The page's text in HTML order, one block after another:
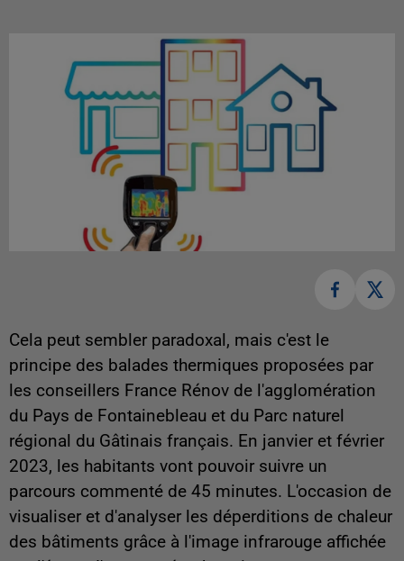
Cela peut sembler paradoxal, mais c'est le
principe des balades thermiques proposées par
les conseillers France Rénov de l'agglomération
du Pays de Fontainebleau et du Parc naturel
régional du Gâtinais français. En janvier et février
2023, les habitants vont pouvoir suivre un
parcours commenté de 45 minutes. L'occasion de
visualiser et d'analyser les déperditions de chaleur
des bâtiments grâce à l'image infrarouge affichée